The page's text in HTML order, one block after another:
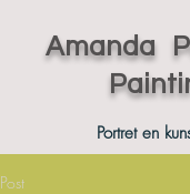
Amanda
Portret en
Post